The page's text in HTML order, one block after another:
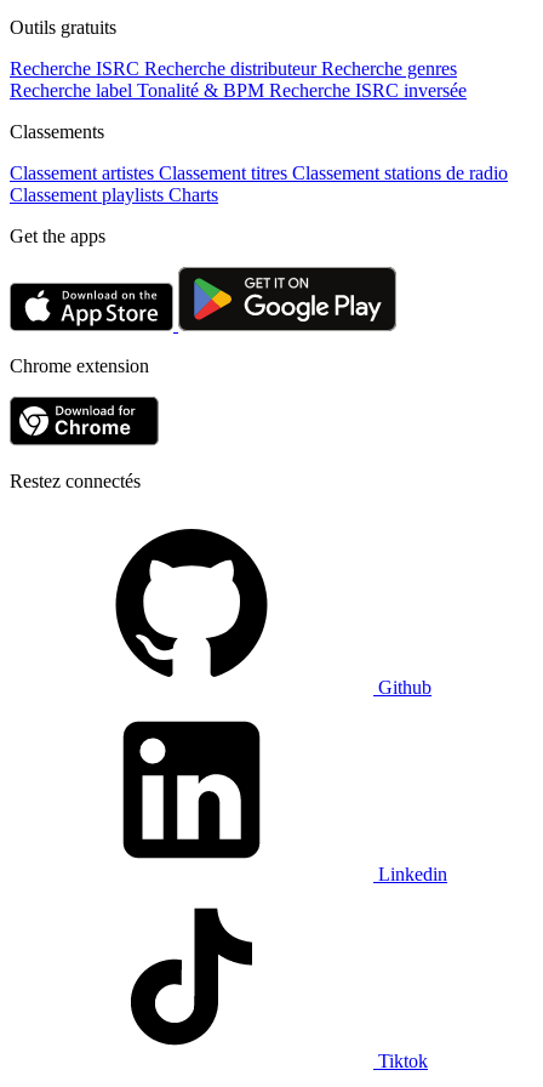
Outils gratuits
Recherche ISRC Recherche distributeur Recherche genres
Recherche label Tonalité & BPM Recherche ISRC inversée
Classements
Classement artistes Classement titres Classement stations de radio
Classement playlists Charts
Get the apps
Chrome extension
Restez connectés
Github
Linkedin
Tiktok